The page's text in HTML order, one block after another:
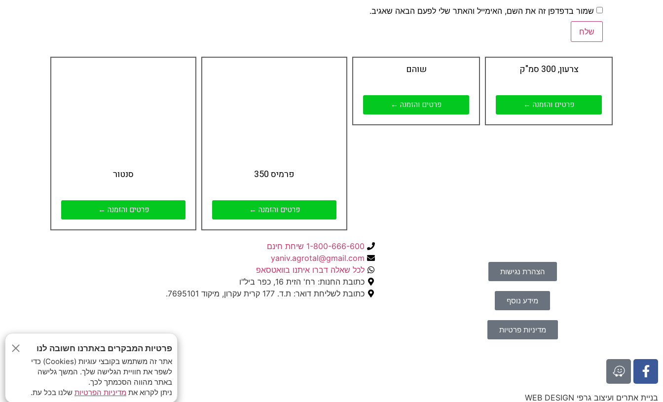
שמור בדפדפן זה את השם, האימייל והאתר שלי לפעם הבאה שאגיב.
צרעון, 300 סמ"ק
פרטים והזמנה ←
שוהם
פרטים והזמנה ←
פרמיס 350
פרטים והזמנה ←
סנטור
פרטים והזמנה ←
הצהרת נגישות
מידע נוסף
מדיניות פרטיות
1-800-666-600 שיחת חינם
yaniv.agrotal@gmail.com
לכל שאלה דברו איתנו בוואטסאפ
כתובת החנות: רח' הזית 16, כפר ביל"ו
כתובת לשליחת דואר: ת.ד. 177 קרית עקרון, מיקוד 7695101.
בניית אתרים ועיצוב גרפי WEB DESIGN
פרטיות המבקרים באתרנו חשובה לנו
אתר זה משתמש בקובצי עוגיות (Cookies) כדי
לשפר את חוויית הגלישה שלך. המשך גלישה
באתר מהווה הסכמתך לכך.
ניתן לקרוא את מדיניות הפרטיות שלנו בכל עת.